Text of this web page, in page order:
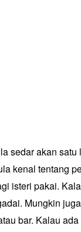
sedar akan
kenal tentang
isteri pakai.
Mungkin
bar. Kalau